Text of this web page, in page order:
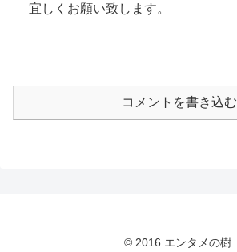
宜しくお願い致します。
コメントを書き込む
© 2016 エンタメの樹.